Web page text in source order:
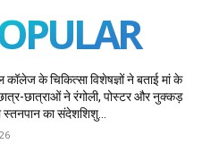
के चिकित्सा विशेषज्ञों ने बताई मां के
छात्राओं ने रंगोली, पोस्टर और नुक्कड़
स्तनपान का संदेशशिशु...